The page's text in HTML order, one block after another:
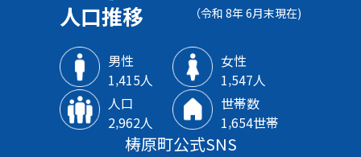
人口推移 （令和 8年 6月末現在)
男性
1‚415人
女性
1‚547人
人口
2‚962人
世帯数
1‚654世帯
梼原町公式SNS